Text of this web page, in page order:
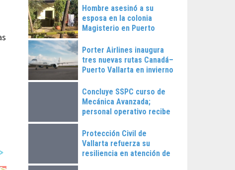
Hombre asesinó a su
esposa en la colonia
Magisterio en Puerto
Porter Airlines inaugura
tres nuevas rutas Canadá–
Puerto Vallarta en invierno
Concluye SSPC curso de
Mecánica Avanzada;
personal operativo recibe
Protección Civil de
Vallarta refuerza su
resiliencia en atención de